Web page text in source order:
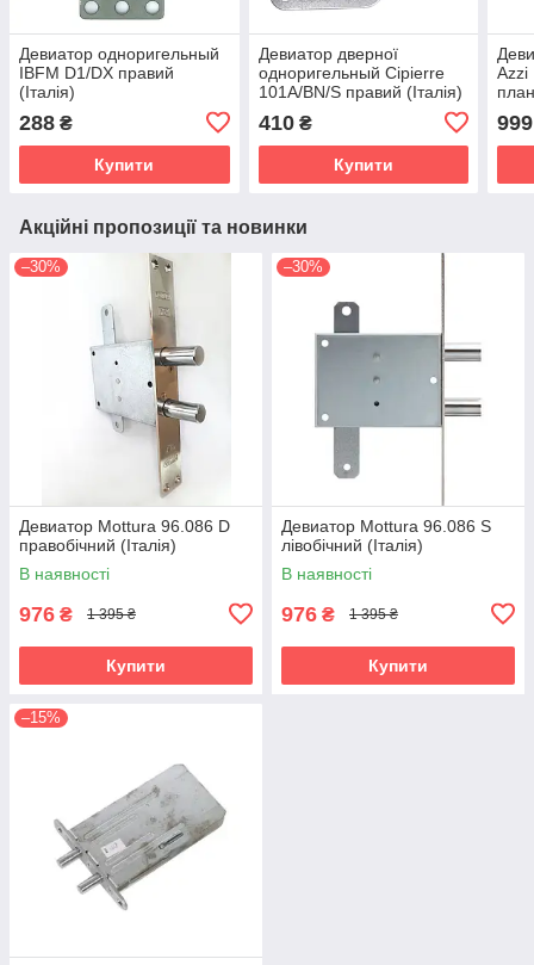
Девиатор одноригельный
IBFM D1/DX правий
(Італія)
288 ₴
Купити
Девиатор дверної
одноригельный Cipierre
101A/BN/S правий (Італія)
410₴
Купити
Azzi
999
Акційні пропозиції та новинки
–30%
Девиатор Mottura 96.086 D
правобічний (Італія)
В наявності
976 ₴ 1 395 ₴
Купити
–30%
Девиатор Mottura 96.086 S
лівобічний (Італія)
В наявності
976 ₴ 1 395 ₴
Купити
–15%